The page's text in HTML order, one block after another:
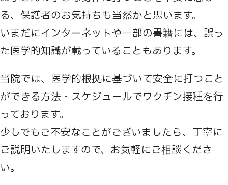
る、保護者のお気持ちも当然かと思います。
いまだにインターネットや一部の書籍には、誤っ
た医学的知識が載っていることもあります。
当院では、医学的根拠に基づいて安全に打つこと
ができる方法・スケジュールでワクチン接種を行
っております。
少しでもご不安なことがございましたら、丁寧に
ご説明いたしますので、お気軽にご相談くださ
い。